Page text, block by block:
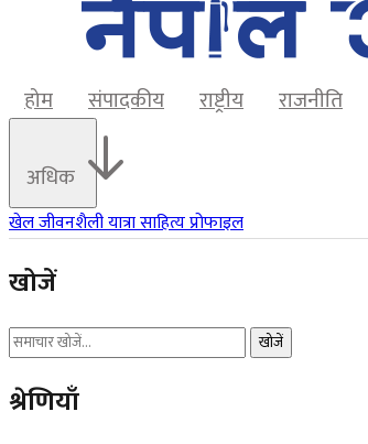
होम संपादकीय राष्ट्रीय राजनीति
अधिक
खेलजीवनशैलीयात्रासाहित्यप्रोफाइल
खोजें
खोजें
श्रेणियाँ